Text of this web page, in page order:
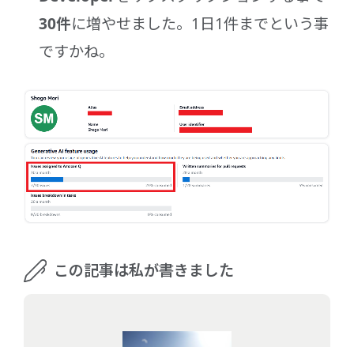
30件に増やせました。1日1件までという事
ですかね。
この記事は私が書きました